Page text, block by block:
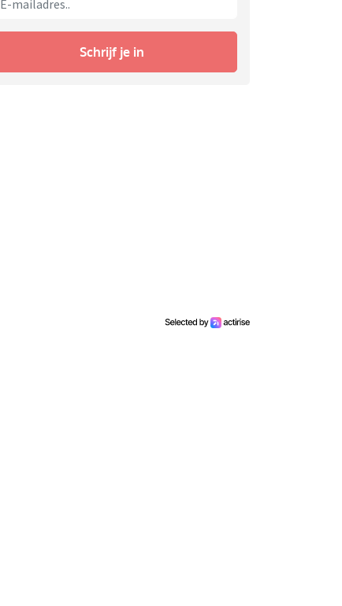
Schrijf je in